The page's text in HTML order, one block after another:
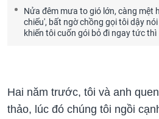
Nửa đêm mưa to gió lớn, càng mệt
chiếu', bất ngờ chồng gọi tôi dậy
khiến tôi cuốn gói bỏ đi ngay tức thì
Hai năm trước, tôi và anh
thảo, lúc đó chúng tôi ngồi